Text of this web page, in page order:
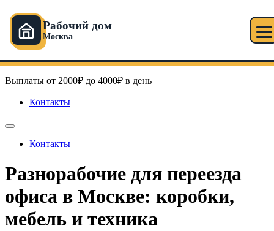
Рабочий дом
Москва
к
содержимому
Рабочий дом в Москве
Выплаты от 2000₽ до 4000₽ в день
Контакты
Контакты
Разнорабочие для переезда
офиса в Москве: коробки,
мебель и техника